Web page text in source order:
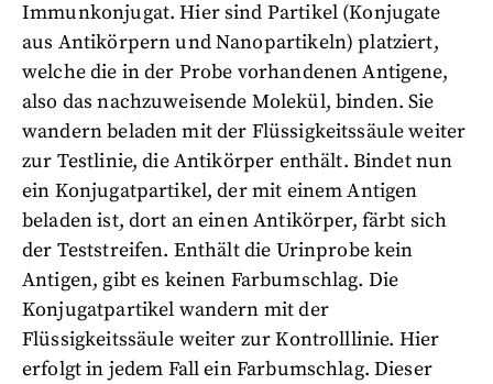
Immunkonjugat. Hier sind Partikel (Konjugate
aus Antikörpern und Nanopartikeln) platziert,
welche die in der Probe vorhandenen Antigene,
also das nachzuweisende Molekül, binden. Sie
wandern beladen mit der Flüssigkeitssäule weiter
zur Testlinie, die Antikörper enthält. Bindet nun
ein Konjugatpartikel, der mit einem Antigen
beladen ist, dort an einen Antikörper, färbt sich
der Teststreifen. Enthält die Urinprobe kein
Antigen, gibt es keinen Farbumschlag. Die
Konjugatpartikel wandern mit der
Flüssigkeitssäule weiter zur Kontrolllinie. Hier
erfolgt in jedem Fall ein Farbumschlag. Dieser